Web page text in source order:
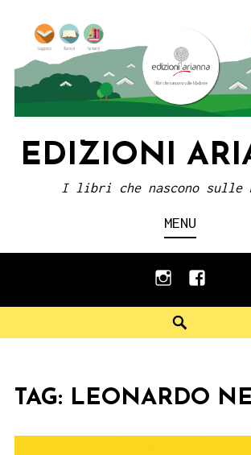
content
EDIZIONI
I libri che nascono sulle
MENU
instagramfacebook
TAG: LEONARDO